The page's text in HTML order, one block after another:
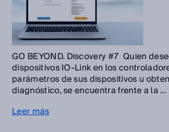
GO BEYOND. Discovery #7 Quien
dispositivos IO-Link en los
parámetros de sus dispositivos u
diagnóstico, se encuentra frente a la ...
Leer más